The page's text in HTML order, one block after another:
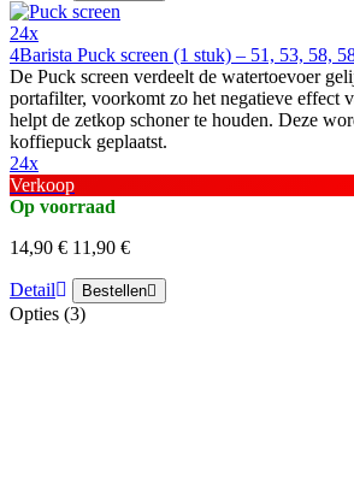
24x
4Barista Puck screen (1 stuk) – 51, 53, 58,
De Puck screen verdeelt de watertoevoer
portafilter, voorkomt zo het negatieve effect
helpt de zetkop schoner te houden. Deze
koffiepuck geplaatst.
24x
Verkoop
Op voorraad
14,90 € 11,90 €
Detail Bestellen
Opties (3)